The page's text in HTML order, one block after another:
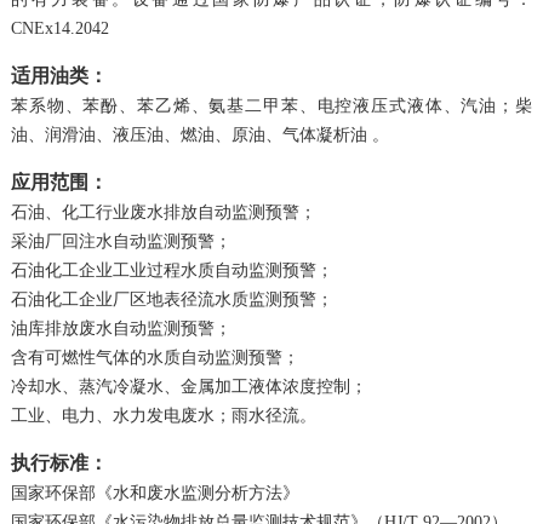
CNEx14.2042
适用油类：
苯系物、苯酚、苯乙烯、氨基二甲苯、电控液压式液体、汽油；柴
油、润滑油、液压油、燃油、原油、气体凝析油 。
应用范围：
石油、化工行业废水排放自动监测预警；
采油厂回注水自动监测预警；
石油化工企业工业过程水质自动监测预警；
石油化工企业厂区地表径流水质监测预警；
油库排放废水自动监测预警；
含有可燃性气体的水质自动监测预警；
冷却水、蒸汽冷凝水、金属加工液体浓度控制；
工业、电力、水力发电废水；雨水径流。
执行标准：
国家环保部《水和废水监测分析方法》